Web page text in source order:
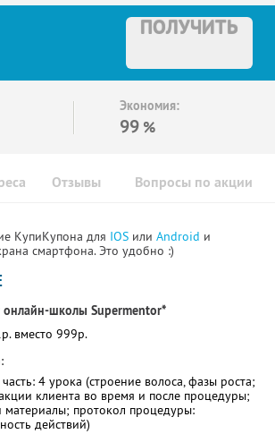
ПОЛУЧИТЬ
Экономия:
99 %
Отзывы Вопросы по акции
КупиКупона для IOS или Android и
смартфона. Это удобно :)
онлайн-школы Supermentor*
вместо 999р.
4 урока (строение волоса, фазы роста;
клиента во время и после процедуры;
материалы; протокол процедуры:
действий)